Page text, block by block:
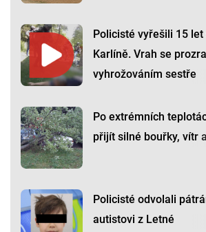
Policisté vyřešili 15
Karlíně. Vrah se
vyhrožováním sestře
Po extrémních
přijít silné bouřky, vítr
Policisté odvolali
autistovi z Letné